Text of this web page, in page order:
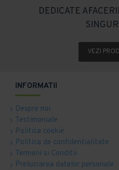
DEDICATE
VEZI
INFORMATII
Despre noi
Testimoniale
Politica cookie
Politica de confidentialitate
Termeni si Conditii
Prelucrarea datelor personale